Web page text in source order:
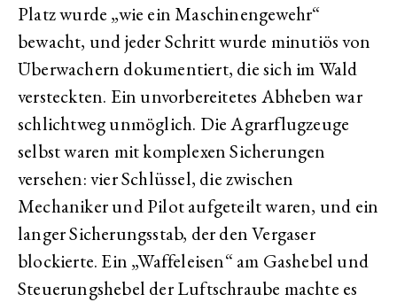
Platz wurde „wie ein Maschinengewehr“
bewacht, und jeder Schritt wurde minutiös von
Überwachern dokumentiert, die sich im Wald
versteckten. Ein unvorbereitetes Abheben war
schlichtweg unmöglich. Die Agrarflugzeuge
selbst waren mit komplexen Sicherungen
versehen: vier Schlüssel, die zwischen
Mechaniker und Pilot aufgeteilt waren, und ein
langer Sicherungsstab, der den Vergaser
blockierte. Ein „Waffeleisen“ am Gashebel und
Steuerungshebel der Luftschraube machte es